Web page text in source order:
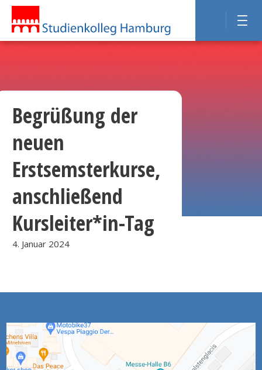
Begrüßung der
neuen
Erstsemsterkurse,
anschließend
Kursleiter*in-Tag
4. Januar 2024